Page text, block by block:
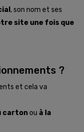
, son nom et ses
site une fois que
?
et cela va
cartonou à la